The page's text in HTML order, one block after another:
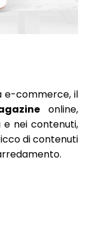
e-commerce, il
online,
nei contenuti,
di contenuti